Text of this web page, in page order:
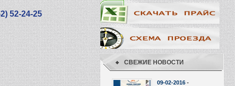
52-24-25
СВЕЖИЕ НОВОСТИ
09-02-2016 -